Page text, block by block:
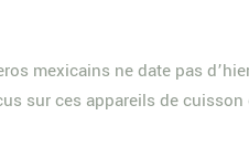
mexicains ne date pas
sur ces appareils de